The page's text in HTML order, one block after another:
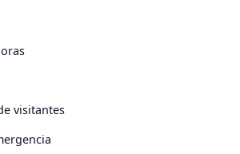
visitantes